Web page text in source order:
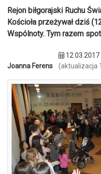
Rejon biłgorajski Ruchu
Kościoła przeżywał dziś
Wspólnoty. Tym razem
Joanna Ferens
12.03.2017
(aktualizacja